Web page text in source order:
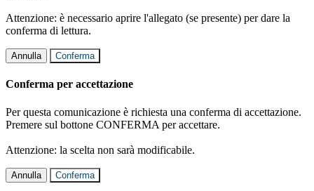
Attenzione: è necessario aprire l'allegato (se presente) per dare la
conferma di lettura.
Annulla Conferma
Conferma per accettazione
Per questa comunicazione è richiesta una conferma di accettazione.
Premere sul bottone CONFERMA per accettare.
Attenzione: la scelta non sarà modificabile.
Annulla Conferma